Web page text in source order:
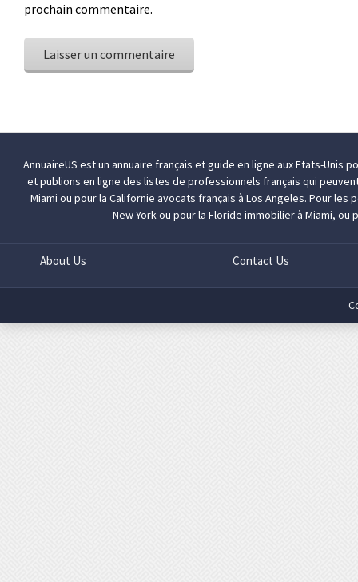
prochain commentaire.
AnnuaireUS est un annuaire français et guide en ligne aux Etats-Unis
et publions en ligne des listes de professionnels français qui
Miami ou pour la Californieavocats français à Los Angeles. Pour les
New Yorkou pour la Florideimmobilier à Miami, ou
About Us Contact Us